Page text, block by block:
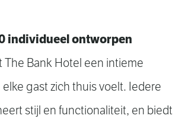
individueel ontworpen
The Bank Hotel een intieme
gast zich thuis voelt. Iedere
stijl en functionaliteit, en biedt